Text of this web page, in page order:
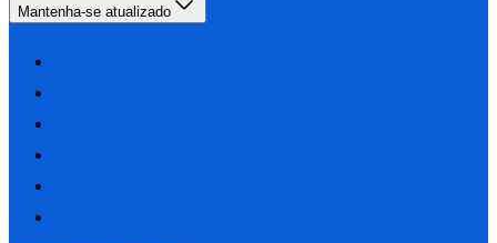
Mantenha-se atualizado